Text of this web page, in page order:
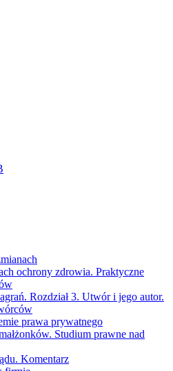
ochrony zdrowia. Praktyczne
Rozdział 3. Utwór i jego autor.
prawa prywatnego
Studium prawne nad
Komentarz